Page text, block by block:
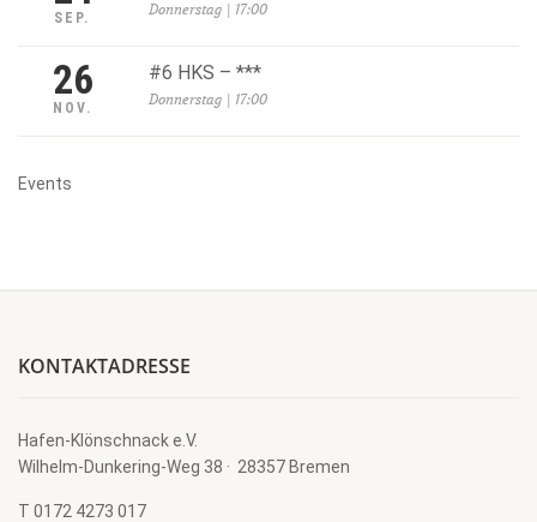
SEP. Donnerstag | 17:00
26
NOV.
#6 HKS – ***
Donnerstag | 17:00
Events
KONTAKTADRESSE
Hafen-Klönschnack e.V.
Wilhelm-Dunkering-Weg 38 · 28357 Bremen
T 0172 4273 017